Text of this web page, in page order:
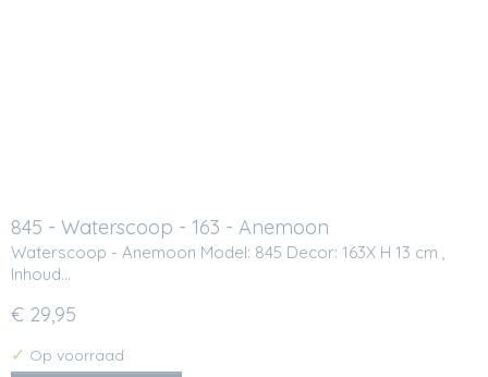
845 - Waterscoop - 163 - Anemoon
Waterscoop - Anemoon Model: 845 Decor: 163X H 13 cm ,
Inhoud…
€ 29,95
✓ Op voorraad